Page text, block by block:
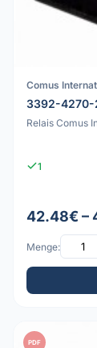
Comus
3392-4270-
Relais Comus
1
42.48€ –
Menge:
PDF